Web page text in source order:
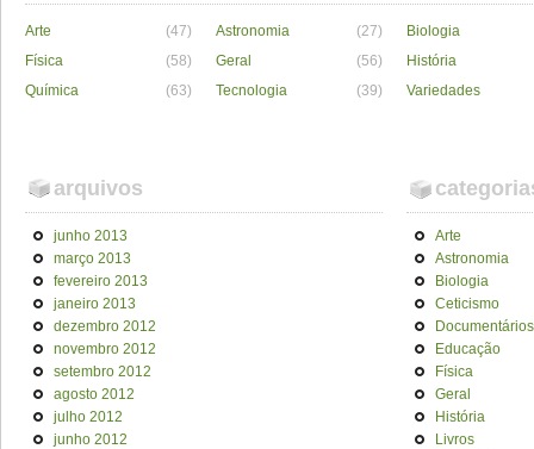
Arte (47) Astronomia (27)
Biologia
Física
(58) Geral (56)
História
Química
(63) Tecnologia (39) Variedades
arquivos
junho 2013
março 2013
fevereiro 2013
janeiro 2013
dezembro 2012
novembro 2012
setembro 2012
agosto 2012
julho 2012
junho 2012
Arte
Astronomia
Biologia
Ceticismo
Documentários
Educação
Física
Geral
História
Livros